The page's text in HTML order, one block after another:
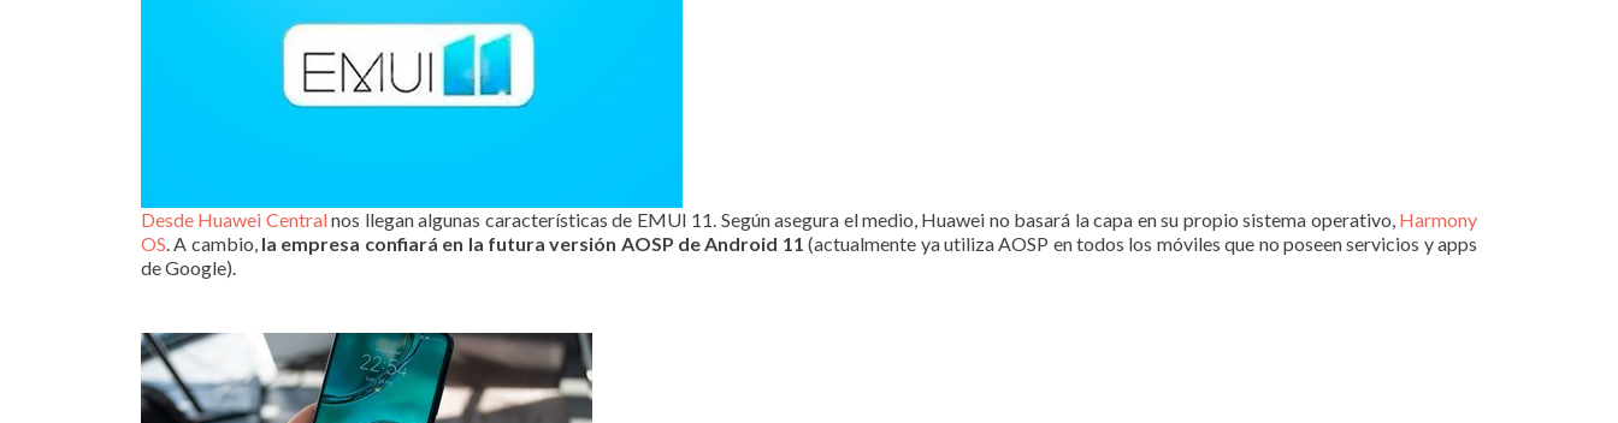
Desde Huawei Centralnos llegan algunas características de EMUI 11. Según asegura el medio, Huawei no basará la capa en su propio sistema operativo, Harmony
OS. A cambio, la empresa confiará en la futura versión AOSP de Android 11 (actualmente ya utiliza AOSP en todos los móviles que no poseen servicios y apps
de Google).